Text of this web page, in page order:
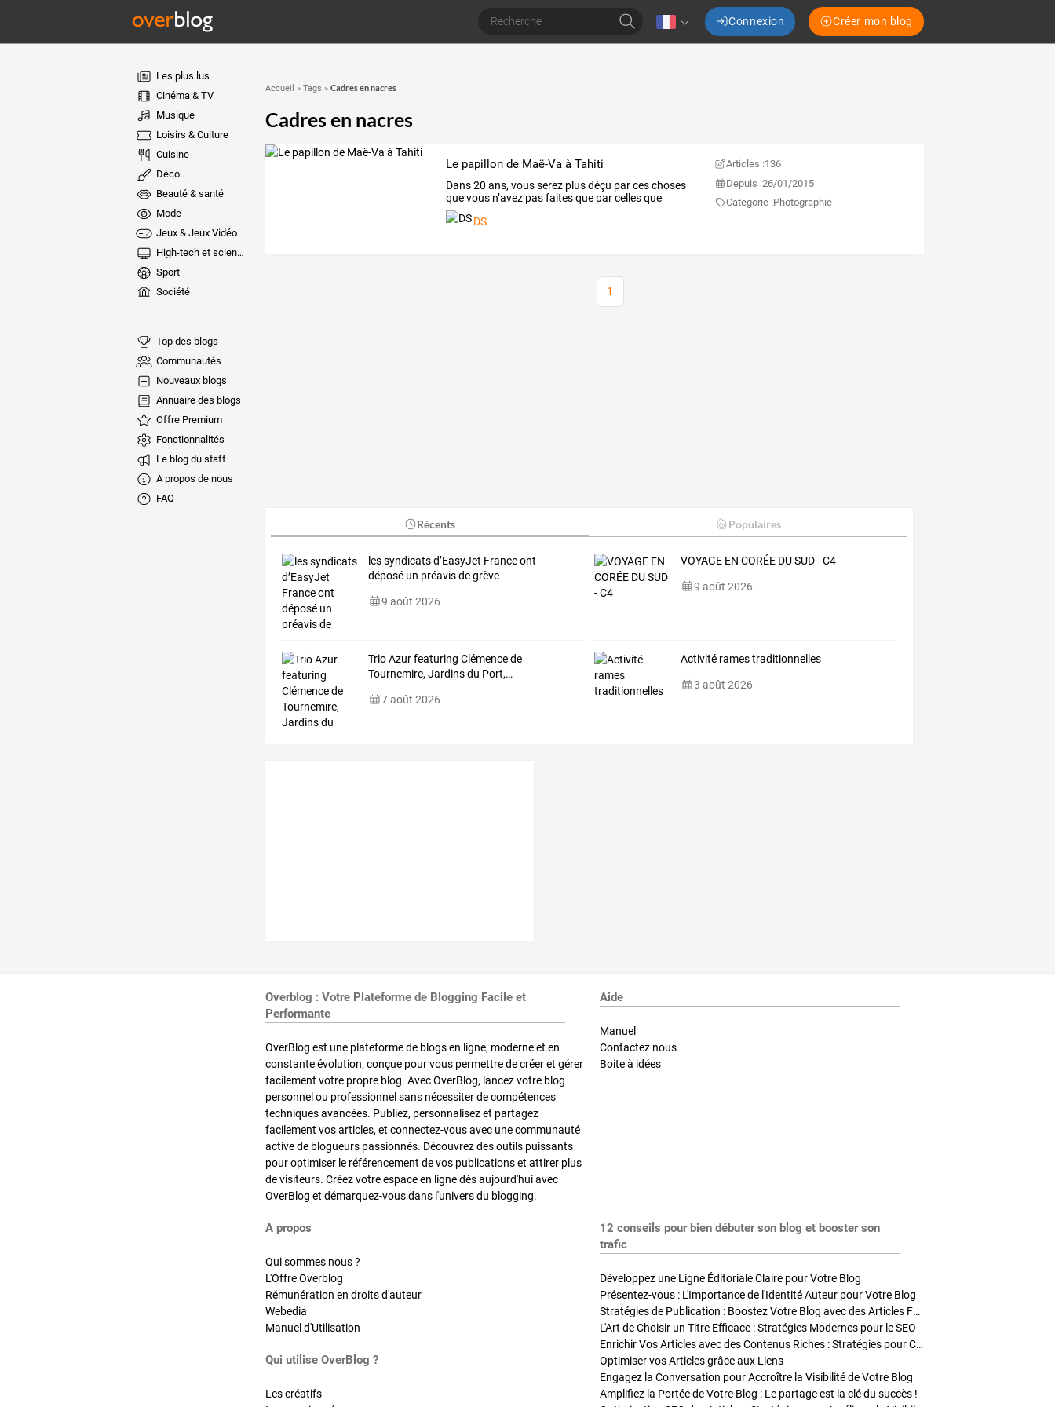
Connexion Créer mon blog
Les plus lus
Cinéma & TV
Musique
Loisirs & Culture
Cuisine
Déco
Beauté & santé
Mode
Jeux & Jeux Vidéo
High-tech et sciences
Sport
Société
Top des blogs
Communautés
Nouveaux blogs
Annuaire des blogs
Offre Premium
Fonctionnalités
Le blog du staff
A propos de nous
FAQ
Accueil » Tags » Cadres en nacres
Cadres en nacres
Le papillon de Maë-Va à Tahiti
Dans20 ans, vousserez plusdéçu parceschoses
quevous n’avez pasfaitesque parcellesque
vous
DS
Articles :136
Depuis :26/01/2015
Categorie :Photographie
1
Récents Populaires
les syndicats d’EasyJet France ont
déposé un préavis de grève
9 août 2026
VOYAGE EN CORÉE DU SUD - C4
9 août 2026
TrioAzurfeaturing Clémencede
Tournemire, Jardinsdu Port,…
7 août 2026
Activité rames traditionnelles
3 août 2026
Overblog : Votre Plateforme de Blogging Facile et
Performante
OverBlog est une plateforme de blogs en ligne, moderne et en
constante évolution, conçue pour vous permettre de créer et gérer
facilement votre propre blog. Avec OverBlog, lancez votre blog
personnel ou professionnel sans nécessiter de compétences
techniques avancées. Publiez, personnalisez et partagez
facilement vos articles, et connectez-vous avec une communauté
active de blogueurs passionnés. Découvrez des outils puissants
pour optimiser le référencement de vos publications et attirer plus
de visiteurs. Créez votre espace en ligne dès aujourd'hui avec
OverBlog et démarquez-vous dans l'univers du blogging.
Aide
Manuel
Contactez nous
Boite à idées
A propos
Qui sommes nous ?
L'Offre Overblog
Rémunération en droits d'auteur
Webedia
Manuel d'Utilisation
Qui utilise OverBlog ?
Les créatifs
12 conseils pour bien débuter son blog et booster son
trafic
Développez une Ligne Éditoriale Claire pour Votre Blog
Présentez-vous : L'Importance de l'Identité Auteur pour Votre Blog
Stratégies de Publication : Boostez Votre Blog avec des Articles Fréquents et Exclusifs
L'Art de Choisir un Titre Efficace : Stratégies Modernes pour le SEO
Enrichir Vos Articles avec des Contenus Riches : Stratégies pour Captiver et Optimiser
Optimiser vos Articles grâce aux Liens
Engagez la Conversation pour Accroître la Visibilité de Votre Blog
Amplifiez la Portée de Votre Blog : Le partage est la clé du succès !